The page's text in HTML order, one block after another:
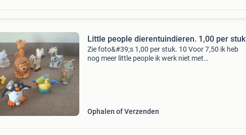
Little people dierentuindieren. 1,00 per stuk
Zie foto&#39;s 1,00 per stuk. 10 Voor 7,50 ik heb
nog meer little people ik werk niet met
Ophalen of Verzenden